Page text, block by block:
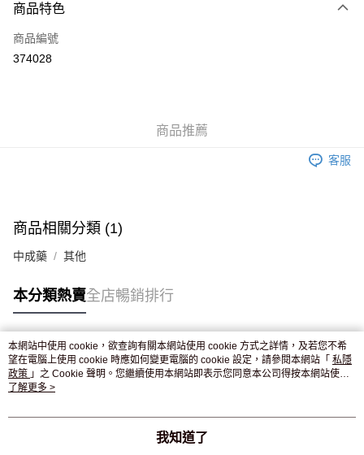
信用卡
Apple Pay
付款後門市自取，訂單確認後2-4個工作天到店，7天內取。逾期後
商品特色
商品編號
374028
商品推薦
客服
商品相關分類 (1)
中成藥 其他
本分類熱賣全店暢銷排行
熱門標籤
熱銷排行
本網站中使用 cookie，欲查詢有關本網站使用 cookie 方式之詳情，及若您不希
望在電腦上使用 cookie 時應如何變更電腦的 cookie 設定，請參閱本網站「 私隱
政策 」之 Cookie 聲明。您繼續使用本網站即表示您同意本公司得按本網站使用
條款之 Cookie 聲明使用 cookie。
了解更多 >
我知道了